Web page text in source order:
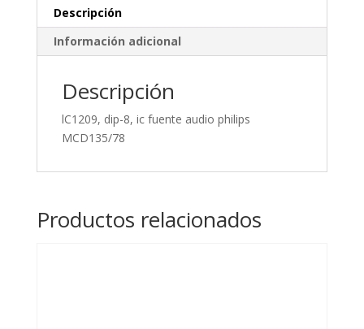
cantidad
Descripción
Información adicional
Descripción
lC1209, dip-8, ic fuente audio philips
MCD135/78
Productos relacionados